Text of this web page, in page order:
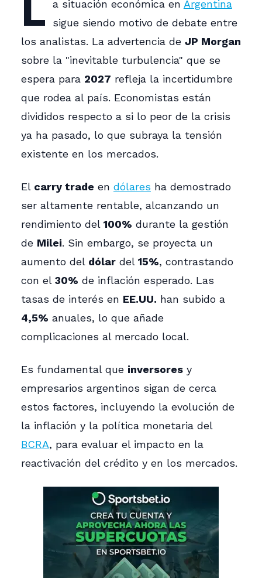
L a situación económica en Argentina
sigue siendo motivo de debate entre
los analistas. La advertencia de JP Morgan
sobre la "inevitable turbulencia" que se
espera para 2027 refleja la incertidumbre
que rodea al país. Economistas están
divididos respecto a si lo peor de la crisis
ya ha pasado, lo que subraya la tensión
existente en los mercados.
El carry trade en dólares ha demostrado
ser altamente rentable, alcanzando un
rendimiento del 100% durante la gestión
de Milei. Sin embargo, se proyecta un
aumento del dólar del 15%, contrastando
con el 30% de inflación esperado. Las
tasas de interés en EE.UU. han subido a
4,5% anuales, lo que añade
complicaciones al mercado local.
Es fundamental que inversores y
empresarios argentinos sigan de cerca
estos factores, incluyendo la evolución de
la inflación y la política monetaria del
BCRA, para evaluar el impacto en la
reactivación del crédito y en los mercados.